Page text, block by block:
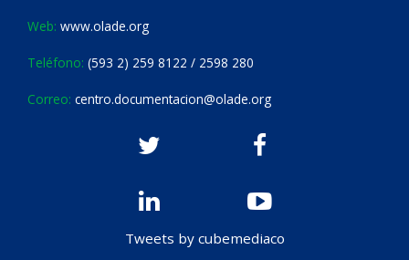
Web: www.olade.org
Teléfono: (593 2) 259 8122 / 2598 280
Correo: centro.documentacion@olade.org
Tweets by cubemediaco